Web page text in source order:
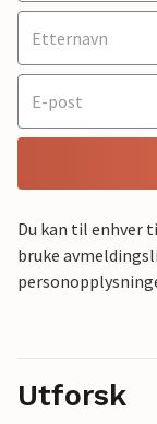
Du kan til enhver
bruke
Utforsk